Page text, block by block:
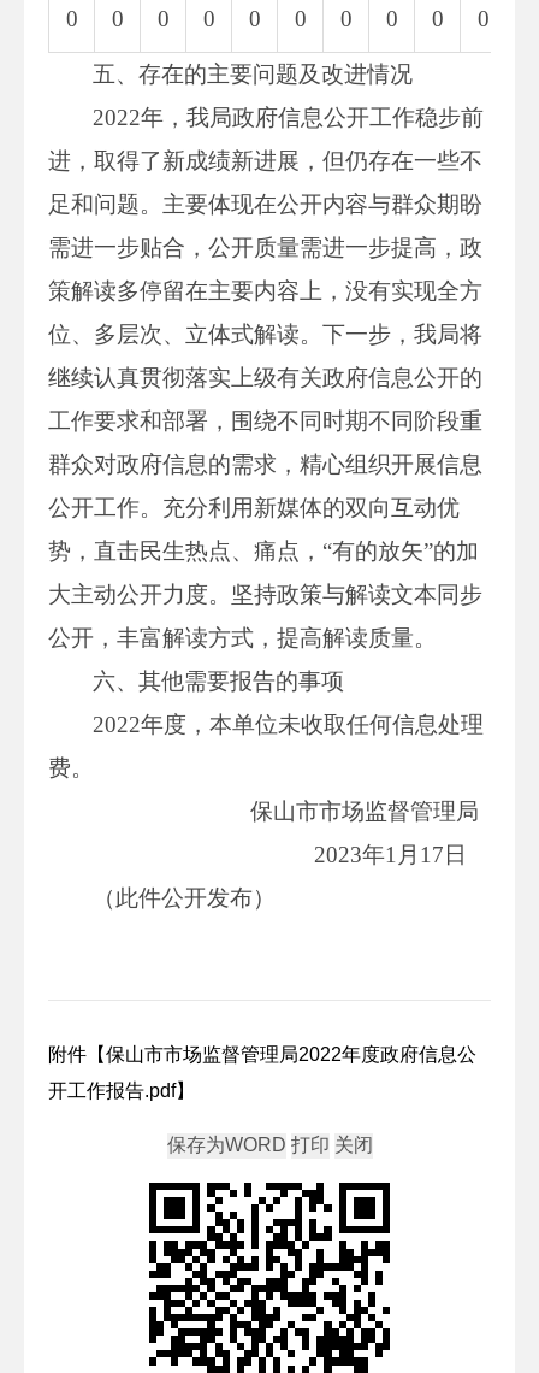
0 0 0 0 0 0 0 0 0 0
五、存在的主要问题及改进情况
2022年，我局政府信息公开工作稳步前
进，取得了新成绩新进展，但仍存在一些不
足和问题。主要体现在公开内容与群众期盼
需进一步贴合，公开质量需进一步提高，政
策解读多停留在主要内容上，没有实现全方
位、多层次、立体式解读。下一步，我局将
继续认真贯彻落实上级有关政府信息公开的
工作要求和部署，围绕不同时期不同阶段重
群众对政府信息的需求，精心组织开展信息
公开工作。充分利用新媒体的双向互动优
势，直击民生热点、痛点，“有的放矢”的加
大主动公开力度。坚持政策与解读文本同步
公开，丰富解读方式，提高解读质量。
六、其他需要报告的事项
2022年度，本单位未收取任何信息处理
费。
保山市市场监督管理局
2023年1月17日
（此件公开发布）
附件【保山市市场监督管理局2022年度政府信息公
开工作报告.pdf】